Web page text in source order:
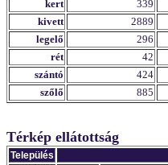
kert
339
kivett
2889
legelő
296
rét
42
szántó
424
szőlő
885
Térkép ellátottság
Település